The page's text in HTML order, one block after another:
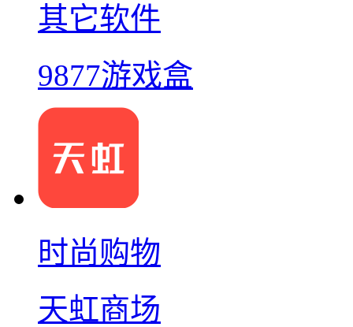
其它软件
9877游戏盒
时尚购物
天虹商场